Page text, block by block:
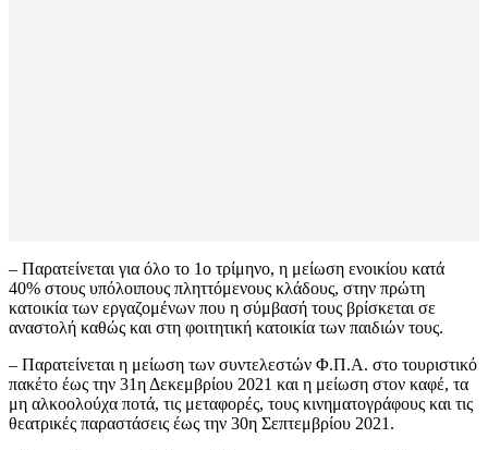
– Παρατείνεται για όλο το 1ο τρίμηνο, η μείωση ενοικίου κατά
40% στους υπόλοιπους πληττόμενους κλάδους, στην πρώτη
κατοικία των εργαζομένων που η σύμβασή τους βρίσκεται σε
αναστολή καθώς και στη φοιτητική κατοικία των παιδιών τους.
– Παρατείνεται η μείωση των συντελεστών Φ.Π.Α. στο τουριστικό
πακέτο έως την 31η Δεκεμβρίου 2021 και η μείωση στον καφέ, τα
μη αλκοολούχα ποτά, τις μεταφορές, τους κινηματογράφους και τις
θεατρικές παραστάσεις έως την 30η Σεπτεμβρίου 2021.